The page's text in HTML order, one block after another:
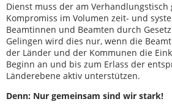
Dienst muss der am Verhandlungstisch
Kompromiss im Volumen zeit- und
Beamtinnen und Beamten durch
Gelingen wird dies nur, wenn die
der Länder und der Kommunen die
Beginn an und bis zum Erlass der
Länderebene aktiv unterstützen.
Denn: Nur gemeinsam sind wir stark!